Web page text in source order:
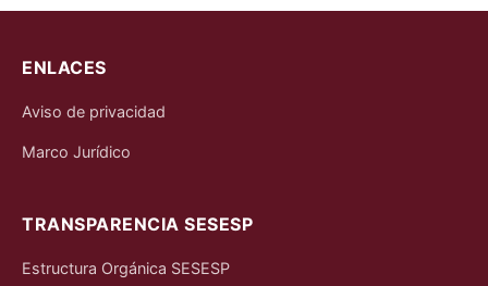
ENLACES
Aviso de privacidad
Marco Jurídico
TRANSPARENCIA SESESP
Estructura Orgánica SESESP